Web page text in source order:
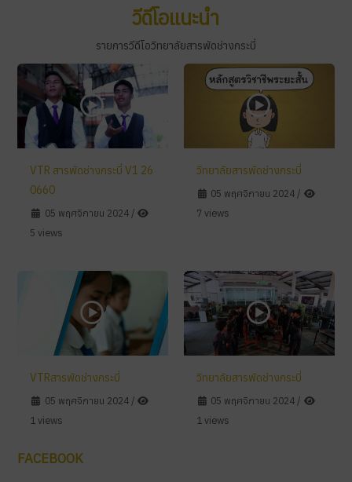
วีดีโอแนะนำ
รายการวีดีโอวิทยาลัยสารพัดช่างกระบี่
VTR สารพัดช่างกระบี่ V1 26
0660
05 พฤศจิกายน 2024/
5 views
วิทยาลัยสารพัดช่างกระบี่
05 พฤศจิกายน 2024 /
7 views
VTRสารพัดช่างกระบี่
05 พฤศจิกายน 2024/
1 views
วิทยาลัยสารพัดช่างกระบี่
05 พฤศจิกายน 2024 /
1 views
FACEBOOK